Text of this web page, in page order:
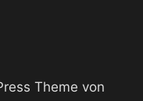
Theme von